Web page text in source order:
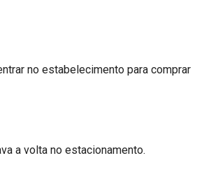
no estabelecimento para comprar
a volta no estacionamento.